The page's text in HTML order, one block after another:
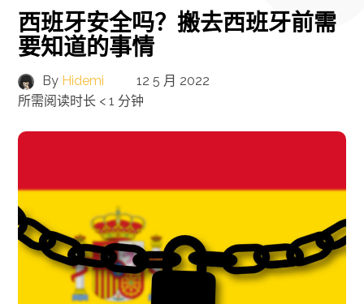
西班牙安全吗？搬去西班牙前需
要知道的事情
By Hidemi
12 5 月 2022
所需阅读时长 < 1 分钟